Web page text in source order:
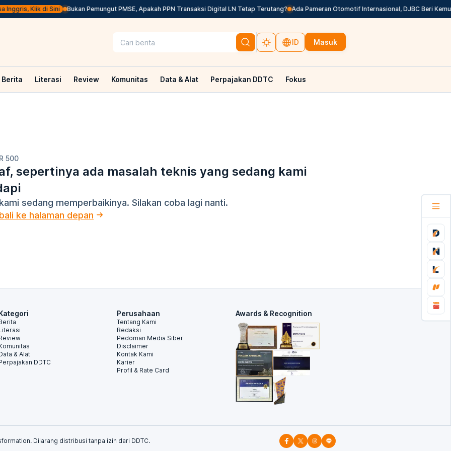
Klik di Sini Bukan Pemungut PMSE, Apakah PPN Transaksi Digital LN Tetap Terutang? Ada Pameran Otomotif Internasional, DJBC Beri
ID Masuk
Berita Literasi Review Komunitas Data & Alat Perpajakan DDTC Fokus
500
sepertinya ada masalah teknis yang sedang kami
sedang memperbaikinya. Silakan coba lagi nanti.
ke halaman depan
& Alat
DDTC
Perusahaan
Tentang Kami
Redaksi
Pedoman Media Siber
Disclaimer
Kontak Kami
Karier
Profil & Rate Card
Awards & Recognition
Dilarang distribusi tanpa izin dari DDTC.